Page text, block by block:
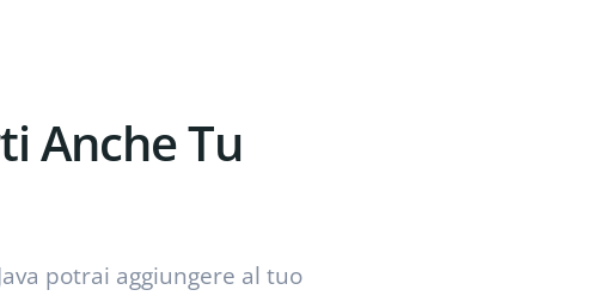
Anche Tu
potrai aggiungere al tuo